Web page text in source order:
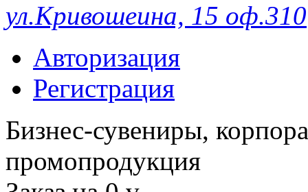
ул.Кривошеина, 15 оф.310
Авторизация
Регистрация
Бизнес-сувениры,
промопродукция